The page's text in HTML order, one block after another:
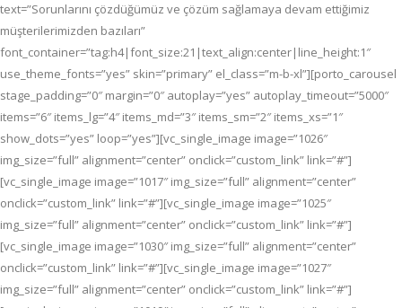
text=”Sorunlarını çözdüğümüz ve çözüm sağlamaya devam ettiğimiz
müşterilerimizden bazıları”
font_container=”tag:h4|font_size:21|text_align:center|line_height:1″
use_theme_fonts=”yes” skin=”primary” el_class=”m-b-xl”][porto_carousel
stage_padding=”0″ margin=”0″ autoplay=”yes” autoplay_timeout=”5000″
items=”6″ items_lg=”4″ items_md=”3″ items_sm=”2″ items_xs=”1″
show_dots=”yes” loop=”yes”][vc_single_image image=”1026″
img_size=”full” alignment=”center” onclick=”custom_link” link=”#”]
[vc_single_image image=”1017″ img_size=”full” alignment=”center”
onclick=”custom_link” link=”#”][vc_single_image image=”1025″
img_size=”full” alignment=”center” onclick=”custom_link” link=”#”]
[vc_single_image image=”1030″ img_size=”full” alignment=”center”
onclick=”custom_link” link=”#”][vc_single_image image=”1027″
img_size=”full” alignment=”center” onclick=”custom_link” link=”#”]